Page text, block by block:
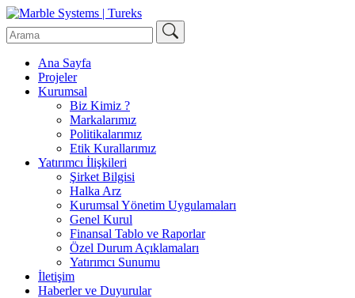
Ana Sayfa
Projeler
Kurumsal
Biz Kimiz ?
Markalarımız
Politikalarımız
Etik Kurallarımız
Yatırımcı İlişkileri
Şirket Bilgisi
Halka Arz
Kurumsal Yönetim Uygulamaları
Genel Kurul
Finansal Tablo ve Raporlar
Özel Durum Açıklamaları
Yatırımcı Sunumu
İletişim
Haberler ve Duyurular